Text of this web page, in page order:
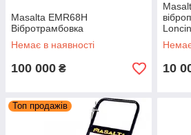
Masalta EMR68H
Вібротрамбовка
Немає в наявності
100 000 ₴
Loncin
10
Топ продажів